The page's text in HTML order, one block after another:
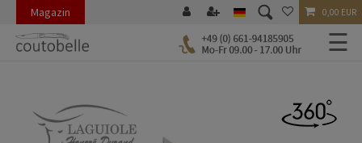
Magazin 0,00 EUR
☰